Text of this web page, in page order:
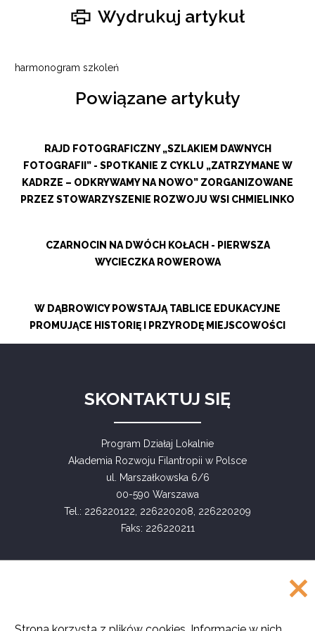
Wydrukuj artykuł
harmonogram szkoleń
Powiązane artykuły
RAJD FOTOGRAFICZNY „SZLAKIEM DAWNYCH
FOTOGRAFII” - SPOTKANIE Z CYKLU „ZATRZYMANE W
KADRZE – ODKRYWAMY NA NOWO” ZORGANIZOWANE
PRZEZ STOWARZYSZENIE ROZWOJU WSI CHMIELINKO
CZARNOCIN NA DWÓCH KOŁACH - PIERWSZA
WYCIECZKA ROWEROWA
W DĄBROWICY POWSTAJĄ TABLICE EDUKACYJNE
PROMUJĄCE HISTORIĘ I PRZYRODĘ MIEJSCOWOŚCI
SKONTAKTUJ SIĘ
Program Działaj Lokalnie
Akademia Rozwoju Filantropii w Polsce
ul. Marszałkowska 6/6
00-590 Warszawa
Tel.: 226220122, 226220208, 226220209
Faks: 226220211
COPYRIGHT